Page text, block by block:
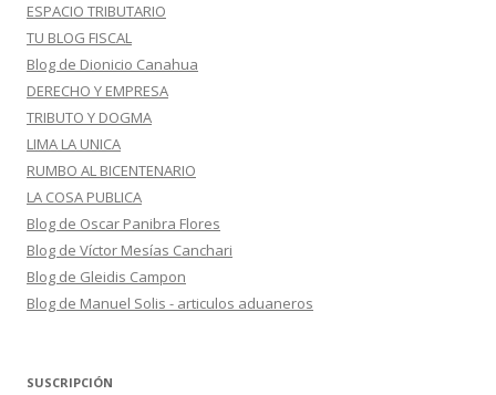
ESPACIO TRIBUTARIO
TU BLOG FISCAL
Blog de Dionicio Canahua
DERECHO Y EMPRESA
TRIBUTO Y DOGMA
LIMA LA UNICA
RUMBO AL BICENTENARIO
LA COSA PUBLICA
Blog de Oscar Panibra Flores
Blog de Víctor Mesías Canchari
Blog de Gleidis Campon
Blog de Manuel Solis - articulos aduaneros
SUSCRIPCIÓN